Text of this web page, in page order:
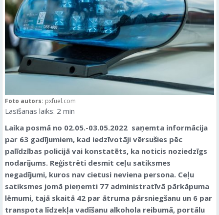
Foto autors: pxfuel.com
Lasīšanas laiks: 2 min
Laika posmā no 02.05.-03.05.2022 saņemta informācija
par 63 gadījumiem, kad iedzīvotāji vērsušies pēc
palīdzības policijā vai konstatēts, ka noticis noziedzīgs
nodarījums. Reģistrēti desmit ceļu satiksmes
negadījumi, kuros nav cietusi neviena persona. Ceļu
satiksmes jomā pieņemti 77 administratīvā pārkāpuma
lēmumi, tajā skaitā 42 par ātruma pārsniegšanu un 6 par
transpota līdzekļa vadīšanu alkohola reibumā, portālu